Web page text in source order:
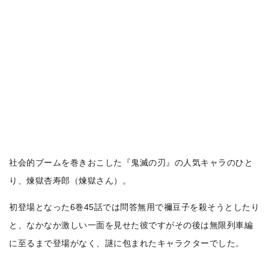
社会的ブームを巻きおこした『鬼滅の刃』の人気キャラのひと
り、煉獄杏寿郎（煉獄さん）。
初登場となった6巻45話では問答無用で禰豆子を殺そうとしたり
と、なかなか激しい一面を見せた彼ですがその後は無限列車編
に至るまで登場がなく、謎に包まれたキャラクターでした。